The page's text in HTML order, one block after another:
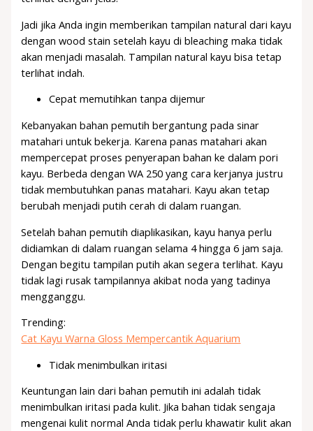
Jadi jika Anda ingin memberikan tampilan natural dari kayu
dengan wood stain setelah kayu di bleaching maka tidak
akan menjadi masalah. Tampilan natural kayu bisa tetap
terlihat indah.
Cepat memutihkan tanpa dijemur
Kebanyakan bahan pemutih bergantung pada sinar
matahari untuk bekerja. Karena panas matahari akan
mempercepat proses penyerapan bahan ke dalam pori
kayu. Berbeda dengan WA 250 yang cara kerjanya justru
tidak membutuhkan panas matahari. Kayu akan tetap
berubah menjadi putih cerah di dalam ruangan.
Setelah bahan pemutih diaplikasikan, kayu hanya perlu
didiamkan di dalam ruangan selama 4 hingga 6 jam saja.
Dengan begitu tampilan putih akan segera terlihat. Kayu
tidak lagi rusak tampilannya akibat noda yang tadinya
mengganggu.
Trending:
Cat Kayu Warna Gloss Mempercantik Aquarium
Tidak menimbulkan iritasi
Keuntungan lain dari bahan pemutih ini adalah tidak
menimbulkan iritasi pada kulit. Jika bahan tidak sengaja
mengenai kulit normal Anda tidak perlu khawatir kulit akan